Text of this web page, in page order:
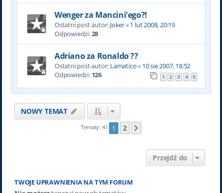
Wenger za Mancini'ego?!
Ostatni post autor: Joker«1 lut 2008, 20:19
Odpowiedzi:28
Adriano za Ronaldo ??
Ostatni post autor: Lamatico« 10 sie 2007, 18:52
Odpowiedzi: 126 1 2 3 4 5
NOWY TEMAT
Tematy: 41 1 2
Przejdź do
TWOJE UPRAWNIENIA NA TYM FORUM